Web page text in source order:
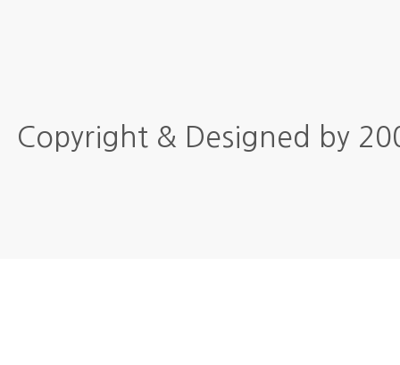
Copyright & Designed by